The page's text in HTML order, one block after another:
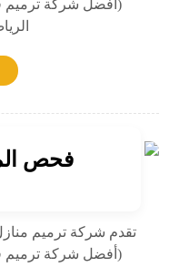
(أفضل شركة ترميم
فحص
تقدم شركة ترميم
(أفضل شركة ترميم